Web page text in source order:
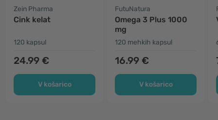
Zein Pharma
Cink kelat
120 kapsul
24.99 €
V košarico
FutuNatura
Omega 3 Plus 1000
mg
120 mehkih kapsul
16.99 €
V košarico